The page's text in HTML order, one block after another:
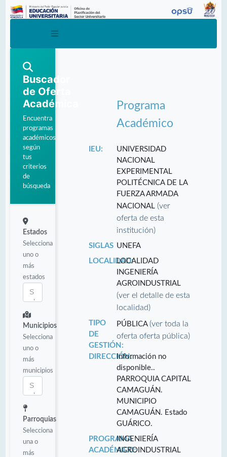
Buscador
de Oferta
Académica
Encuentra
programas
académicos
según
tus
criterios
de
búsqueda
Estados
Selecciona
uno o
más
estados
Municipios
Selecciona
uno o
más
municipios
Parroquias
Selecciona
una o
más
Programa
Académico
IEU:
UNIVERSIDAD
NACIONAL
EXPERIMENTAL
POLITÉCNICA DE LA
FUERZA ARMADA
NACIONAL(ver
oferta de esta
institución)
SIGLAS UNEFA
LOCALIDAD:LOCALIDAD
INGENIERÍA
AGROINDUSTRIAL
(ver el detalle de esta
localidad)
TIPO
DE
GESTIÓN:
PÚBLICA(ver toda la
oferta oferta pública)
DIRECCIÓN:Información no
disponible..
PARROQUIA CAPITAL
CAMAGUÁN.
MUNICIPIO
CAMAGUÁN. Estado
GUÁRICO.
PROGRAMA
ACADÉMICO:
INGENIERÍA
AGROINDUSTRIAL